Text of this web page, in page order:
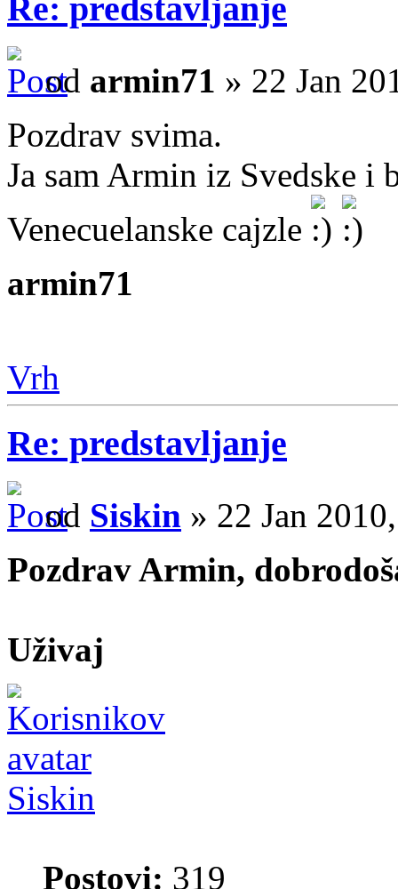
Re: predstavljanje
od armin71 » 22 Jan
Pozdrav svima.
Ja sam Armin iz Svedske i
Venecuelanske cajzle
armin71
Vrh
Re: predstavljanje
od Siskin » 22 Jan
Pozdrav Armin,
Uživaj
Siskin
Postovi: 319